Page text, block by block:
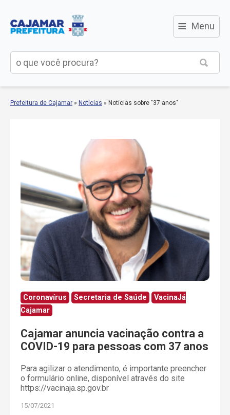
≡ Menu
Prefeitura de Cajamar » Notícias » Notícias sobre "37 anos"
Coronavírus Secretaria de Saúde
VacinaJá
Cajamar
Cajamar anuncia vacinação contra a
COVID-19 para pessoas com 37 anos
Para agilizar o atendimento, é importante preencher
o formulário online, disponível através do site
https://vacinaja.sp.gov.br
15/07/2021